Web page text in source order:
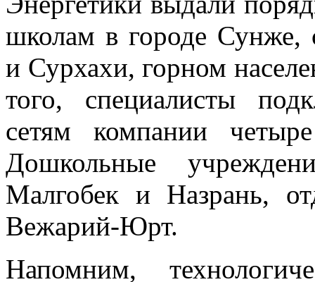
школам в городе Сунже,
и Сурхахи, горном
того, специалисты
сетям компании
Дошкольные
Малгобек и Назрань,
Вежарий-Юрт.
Напомним,